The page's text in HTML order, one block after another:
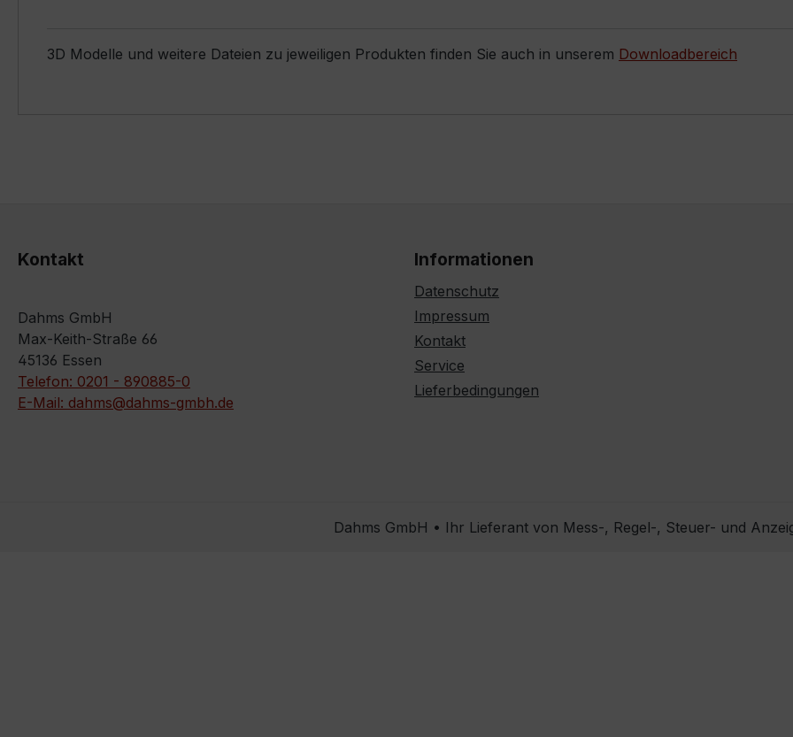
3D Modelle und weitere Dateien zu jeweiligen Produkten finden Sie auch in unserem Downloadbereich
Kontakt
Dahms GmbH
Max-Keith-Straße 66
45136 Essen
Telefon: 0201 - 890885-0
E-Mail: dahms@dahms-gmbh.de
Informationen
Datenschutz
Impressum
Kontakt
Service
Lieferbedingungen
Dahms GmbH • Ihr Lieferant von Mess-, Regel-, Steuer- und